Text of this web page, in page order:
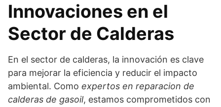
Innovaciones en el
Sector de Calderas
En el sector de calderas, la innovación es clave
para mejorar la eficiencia y reducir el impacto
ambiental. Como expertos en reparacion de
calderas de gasoil, estamos comprometidos con